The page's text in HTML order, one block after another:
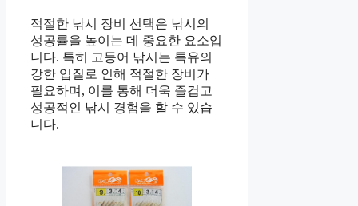
적절한 낚시 장비 선택은 낚시의
성공률을 높이는 데 중요한 요소입
니다. 특히 고등어 낚시는 특유의
강한 입질로 인해 적절한 장비가
필요하며, 이를 통해 더욱 즐겁고
성공적인 낚시 경험을 할 수 있습
니다.